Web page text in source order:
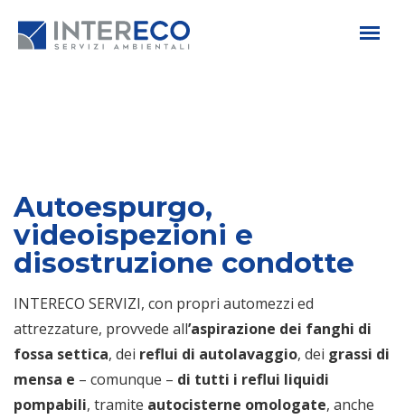
Autoespurgo,
videoispezioni e
disostruzione condotte
INTERECO SERVIZI, con propri automezzi ed
attrezzature, provvede all’aspirazione dei fanghi di
fossa settica, dei reflui di autolavaggio, dei grassi di
mensa e – comunque – di tutti i reflui liquidi
pompabili, tramite autocisterne omologate, anche